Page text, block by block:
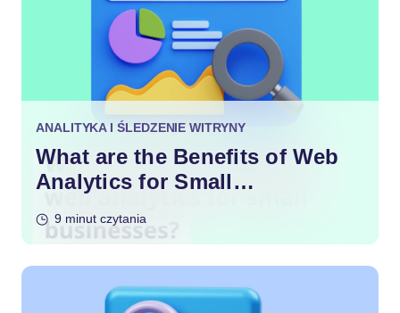
ANALITYKA I ŚLEDZENIE WITRYNY
What are the Benefits of Web
Analytics for Small
9 minut czytania